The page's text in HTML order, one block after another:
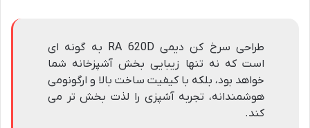
طراحی سرخ کن دیمی RA 620D به گونه ای
است که نه تنها زیبایی بخش آشپزخانه شما
خواهد بود، بلکه با کیفیت ساخت بالا و ارگونومی
هوشمندانه، تجربه آشپزی را لذت بخش تر می
کند.